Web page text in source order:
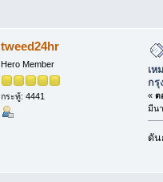
tweed24hr
Hero Member
กระทู้: 4441
เห
กรุ
« ต
มีน
ดัน